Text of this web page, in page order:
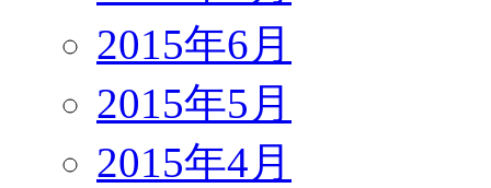
2015年6月
2015年5月
2015年4月